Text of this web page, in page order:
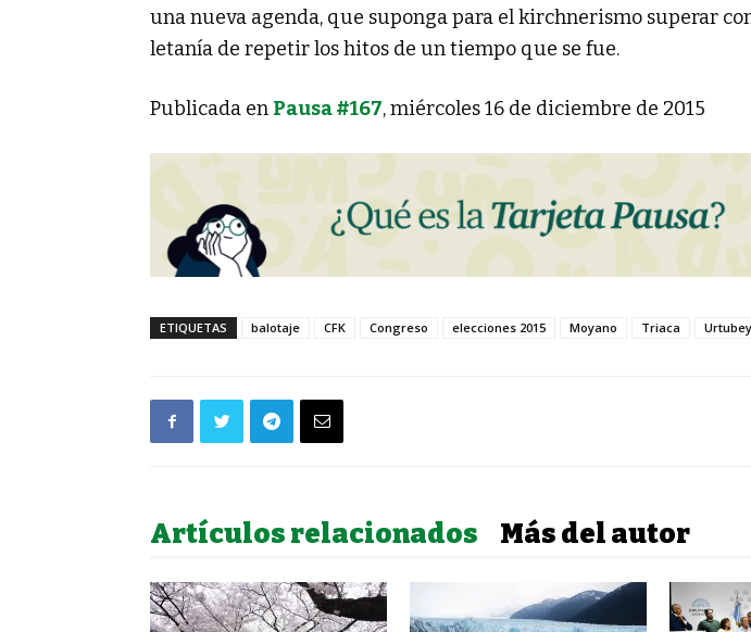
una nueva agenda, que suponga para el kirchnerismo superar
letanía de repetir los hitos de un tiempo que se fue.
Publicada en Pausa #167, miércoles 16 de diciembre de 2015
ETIQUETAS balotaje CFK Congreso elecciones 2015 Moyano Triaca Urtubey
Artículos relacionados Más del autor